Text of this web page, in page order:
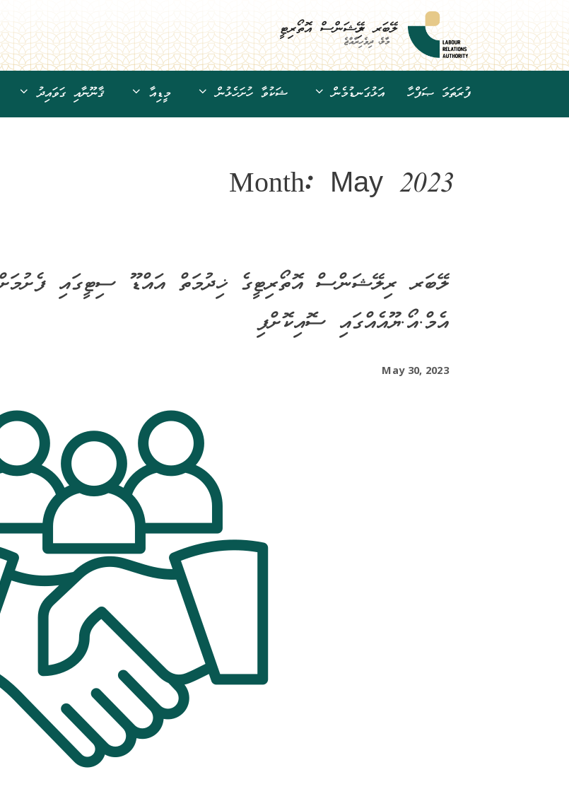
to
content
ލޭބަރ ރިލޭޝަންސް އޮތޯރިޓީ
މާލެ، ދިވެހިރާއްޖެ
ފުރަތަމަ ޞަފްހާ އަޅުގަނޑުމެން ޝަކުވާ ހުށަހެޅުން މީޑިއާ ޤާނޫނާއި ގަވައިދު
Month: May 2023
ލޭބަރ ރިލޭޝަންސް އޮތޯރިޓީގެ ޚިދުމަތް އައްޑޫ ސިޓީގައި
އެމް.އޯ.ޔޫއެއްގައި ސޮއިކޮށްފި
May 30, 2023